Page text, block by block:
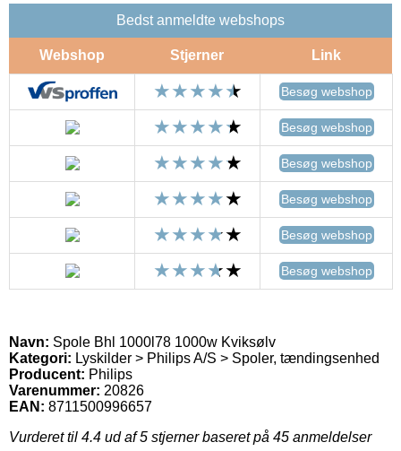
Bedst anmeldte webshops
Webshop Stjerner Link
Besøg webshop
Besøg webshop
Besøg webshop
Besøg webshop
Besøg webshop
Besøg webshop
Navn: Spole Bhl 1000l78 1000w Kviksølv
Kategori: Lyskilder > Philips A/S > Spoler, tændingsenhed
Producent: Philips
Varenummer: 20826
EAN: 8711500996657
Vurderet til 4.4 ud af 5 stjerner baseret på 45 anmeldelser